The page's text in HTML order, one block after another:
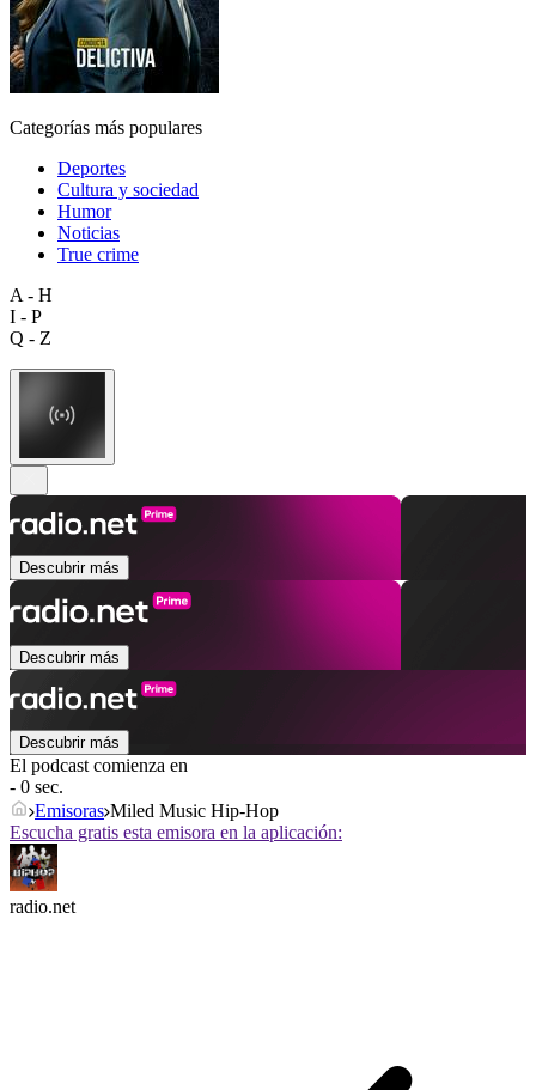
Categorías más populares
Deportes
Cultura y sociedad
Humor
Noticias
True crime
A - H
I - P
Q - Z
Descubrir más
Descubrir más
Descubrir más
El podcast comienza en
- 0 sec.
Emisoras Miled Music Hip-Hop
Escucha gratis esta emisora en la aplicación:
radio.net